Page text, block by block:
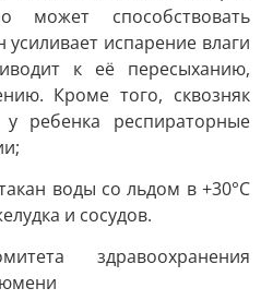
может способствовать
испарение влаги
к её пересыханию,
Кроме того, сквозняк
ребенка респираторные
воды со льдом в +30°C
и сосудов.
здравоохранения